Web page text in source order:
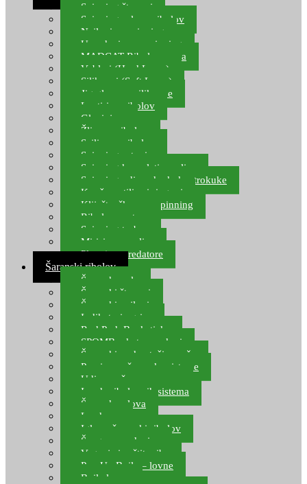
Spinning štapovi
Spinning role za ribolov
Najloni za spinning
Upredenice za spinning
MADCAT Ribolov soma
Vobleri (Hard Lures)
Silikonci (Soft Lures)
Jig glave za silikonce
Leptiri za ribolov
Glavinjare
Žlice za ribolov
Sajlice za ribolov
Spinning setovi
Spinning kompleti varalica
Spinning udice, dvokuke, trokuke
Kopče, vrtilice i ringovi
Kliješta, škare za spinning
Ribolov pastrve
Spinning torbe
Mirisi za varalice
Plovci za predatore
Šaranski ribolov
Šaranske role
Šaranski štapovi
Šaranski najloni
Indikatori ugriza
Rod Pod, Banksticks
SPOMB rakete, markeri
Šaranski podmetači, mreže
Pernice za šaranske sisteme
Udice za šarana, amura
Izrada ribolovnih sistema
Šaranska olova
Leadcore
Igle za šaranski ribolov
Špage, upredenice
Vaganje i zaštita ribe
Pop Up Boile – lovne
Boile lovne